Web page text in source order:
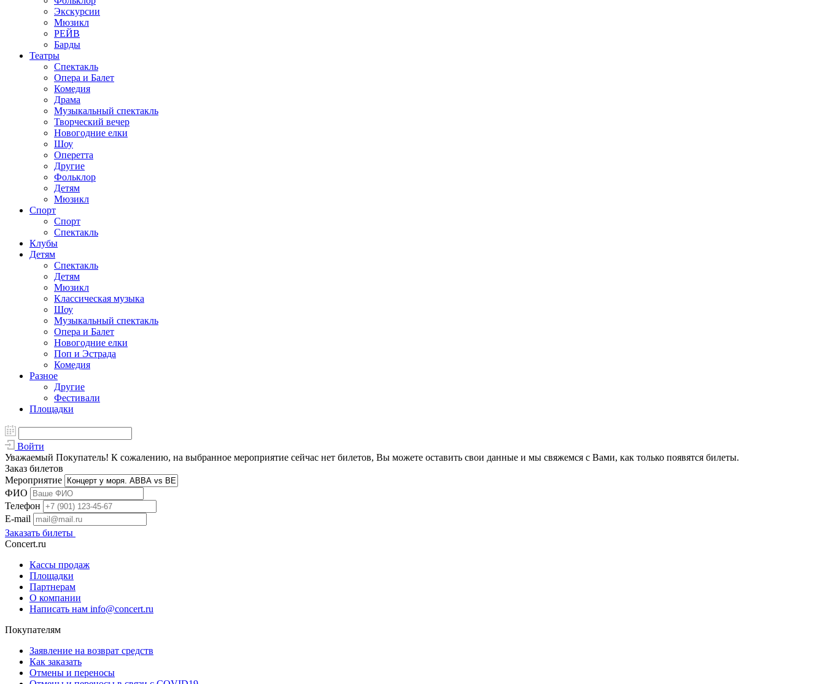
Экскурсии
Мюзикл
РЕЙВ
Барды
Театры
Спектакль
Опера и Балет
Комедия
Драма
Музыкальный спектакль
Творческий вечер
Новогодние елки
Шоу
Оперетта
Другие
Фольклор
Детям
Мюзикл
Спорт
Спорт
Спектакль
Клубы
Детям
Спектакль
Детям
Мюзикл
Классическая музыка
Шоу
Музыкальный спектакль
Опера и Балет
Новогодние елки
Поп и Эстрада
Комедия
Разное
Другие
Фестивали
Площадки
Войти
Уважаемый Покупатель! К сожалению, на выбранное мероприятие сейчас нет билетов, Вы можете оставить свои данные и мы свяжемся с Вами, как только появятся билеты.
Заказ билетов
Мероприятие
ФИО
Телефон
E-mail
Заказать билеты
Concert.ru
Кассы продаж
Площадки
Партнерам
О компании
Написать нам info@concert.ru
Покупателям
Заявление на возврат средств
Как заказать
Отмены и переносы